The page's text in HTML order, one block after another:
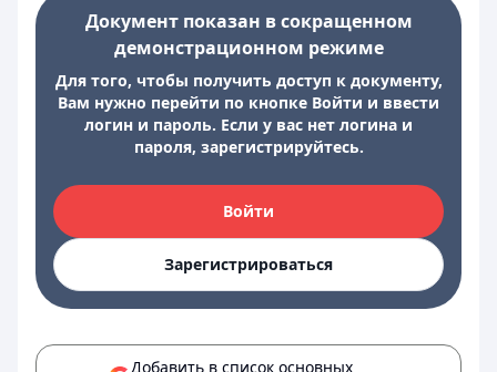
Документ показан в сокращенном
демонстрационном режиме
Для того, чтобы получить доступ к документу,
Вам нужно перейти по кнопке Войти и ввести
логин и пароль. Если у вас нет логина и
пароля, зарегистрируйтесь.
Войти
Зарегистрироваться
Добавить в список основных